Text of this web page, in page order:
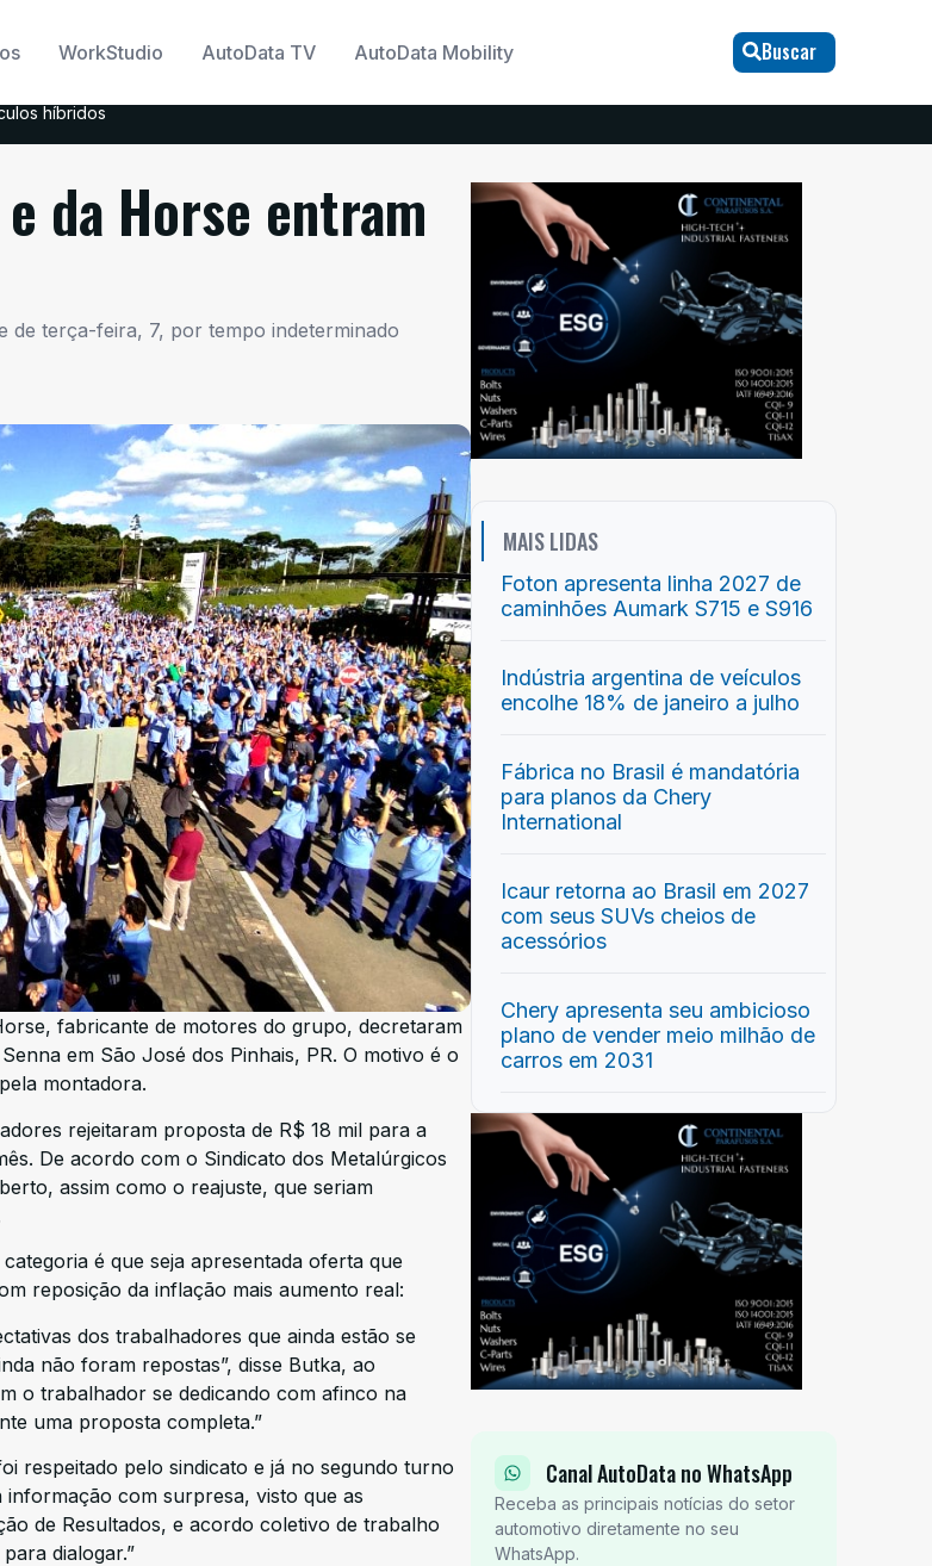
WorkStudio AutoData TV AutoData Mobility Buscar
híbridos
da Horse entram
de terça-feira, 7, por tempo indeterminado
fabricante de motores do grupo, decretaram
em São José dos Pinhais, PR. O motivo é o
montadora.
rejeitaram proposta de R$ 18 mil para a
De acordo com o Sindicato dos Metalúrgicos
assim como o reajuste, que seriam
é que seja apresentada oferta que
reposição da inflação mais aumento real:
dos trabalhadores que ainda estão se
não foram repostas”, disse Butka, ao
o trabalhador se dedicando com afinco na
uma proposta completa.”
respeitado pelo sindicato e já no segundo turno
com surpresa, visto que as
de Resultados, e acordo coletivo de trabalho
dialogar.”
MAIS LIDAS
Foton apresenta linha 2027 de
caminhões Aumark S715 e S916
Indústria argentina de veículos
encolhe 18% de janeiro a julho
Fábrica no Brasil é mandatória
para planos da Chery
International
Icaur retorna ao Brasil em 2027
com seus SUVs cheios de
acessórios
Chery apresenta seu ambicioso
plano de vender meio milhão de
carros em 2031
Canal AutoData no WhatsApp
Receba as principais notícias do setor
automotivo diretamente no seu
WhatsApp.